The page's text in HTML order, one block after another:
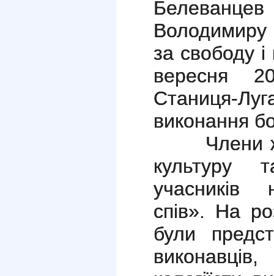
Володимиру
за свободу і
вересня
Станиця-
виконання
Члени
культуру
учасників
спів». На
були